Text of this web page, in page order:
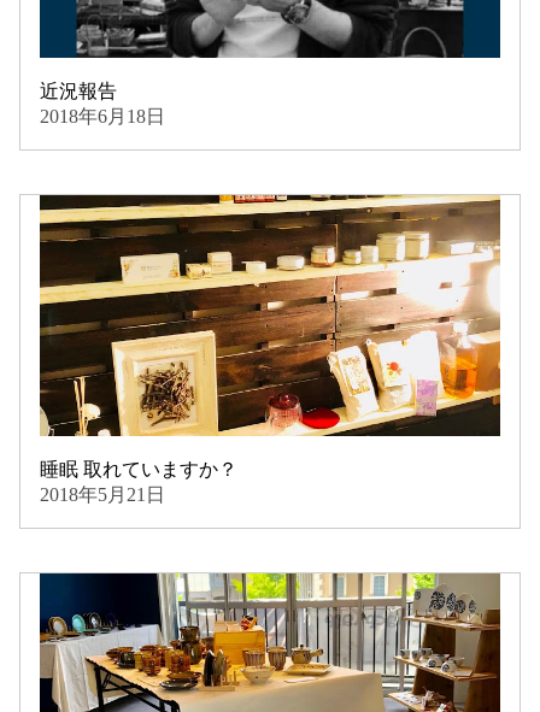
近況報告
2018年6月18日
睡眠 取れていますか？
2018年5月21日